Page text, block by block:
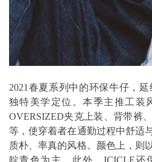
2021春夏系列中的环保牛仔，
独特美学定位。本季主推工装
OVERSIZED夹克上装、背带裤
等，使穿着者在通勤过程中舒适
质朴、率真的风格。颜色上，则
靛青色为主。此外，ICICLE还